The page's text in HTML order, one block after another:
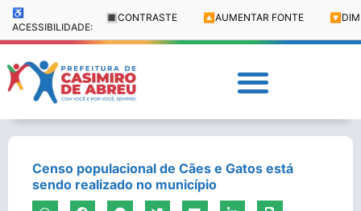
♿
ACESSIBILIDADE:
🔳 CONTRASTE 🔼 AUMENTAR FONTE 🔽
Censo populacional de Cães e Gatos está
sendo realizado no município